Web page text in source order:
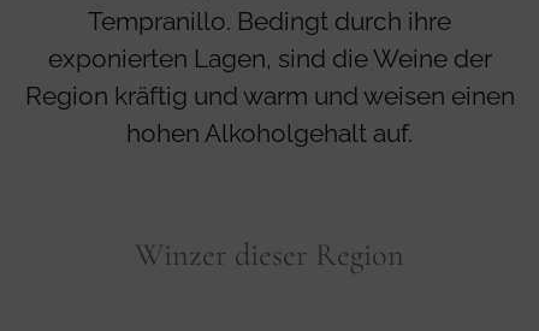
Tempranillo. Bedingt durch ihre
exponierten Lagen, sind die Weine der
Region kräftig und warm und weisen einen
hohen Alkoholgehalt auf.
Winzer dieser Region